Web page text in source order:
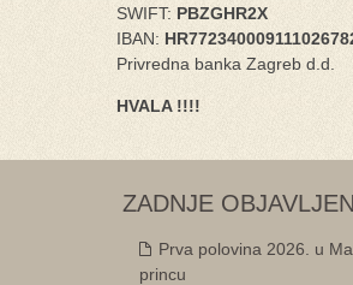
SWIFT: PBZGHR2X
IBAN:
Privredna banka Zagreb d.d.
HVALA !!!!
ZADNJE
Prva polovina 2026. u
princu